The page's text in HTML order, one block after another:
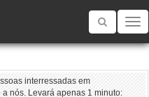
Toggle
interressadas em
nós. Levará apenas 1 minuto: